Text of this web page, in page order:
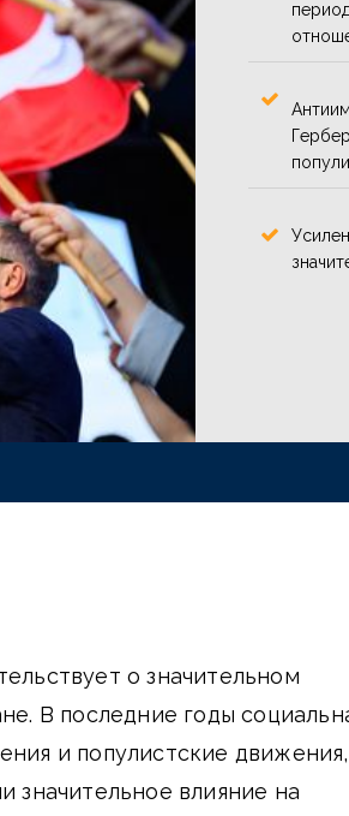
о значительном
В последние годы
и популистские движения,
значительное влияние на